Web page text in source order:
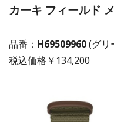
カーキ フィールド
品番： H69509960(グリ
税込価格￥134,200